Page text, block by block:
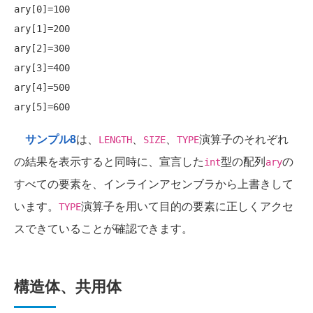
ary[0]=100
ary[1]=200
ary[2]=300
ary[3]=400
ary[4]=500
サンプル8は、 LENGTH、 SIZE、 TYPE演算子のそれぞれ
の結果を表示すると同時に、宣言したint型の配列aryの
すべての要素を、インラインアセンブラから上書きして
います。
TYPE演算子を用いて目的の要素に正しくアクセ
スできていることが確認できます。
構造体、共用体